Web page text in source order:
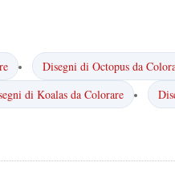
Disegni di Octopus da
di Koalas da Colorare